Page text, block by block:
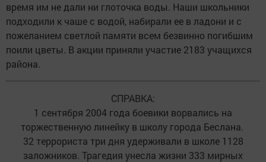
время им не дали ни глоточка воды. Наши школьники
подходили к чаше с водой, набирали ее в ладони и с
пожеланием светлой памяти всем безвинно погибшим
поили цветы. В акции приняли участие 2183 учащихся
района.
СПРАВКА:
1 сентября 2004 года боевики ворвались на
торжественную линейку в школу города Беслана.
32 террориста три дня удерживали в школе 1128
заложников. Трагедия унесла жизни 333 мирных